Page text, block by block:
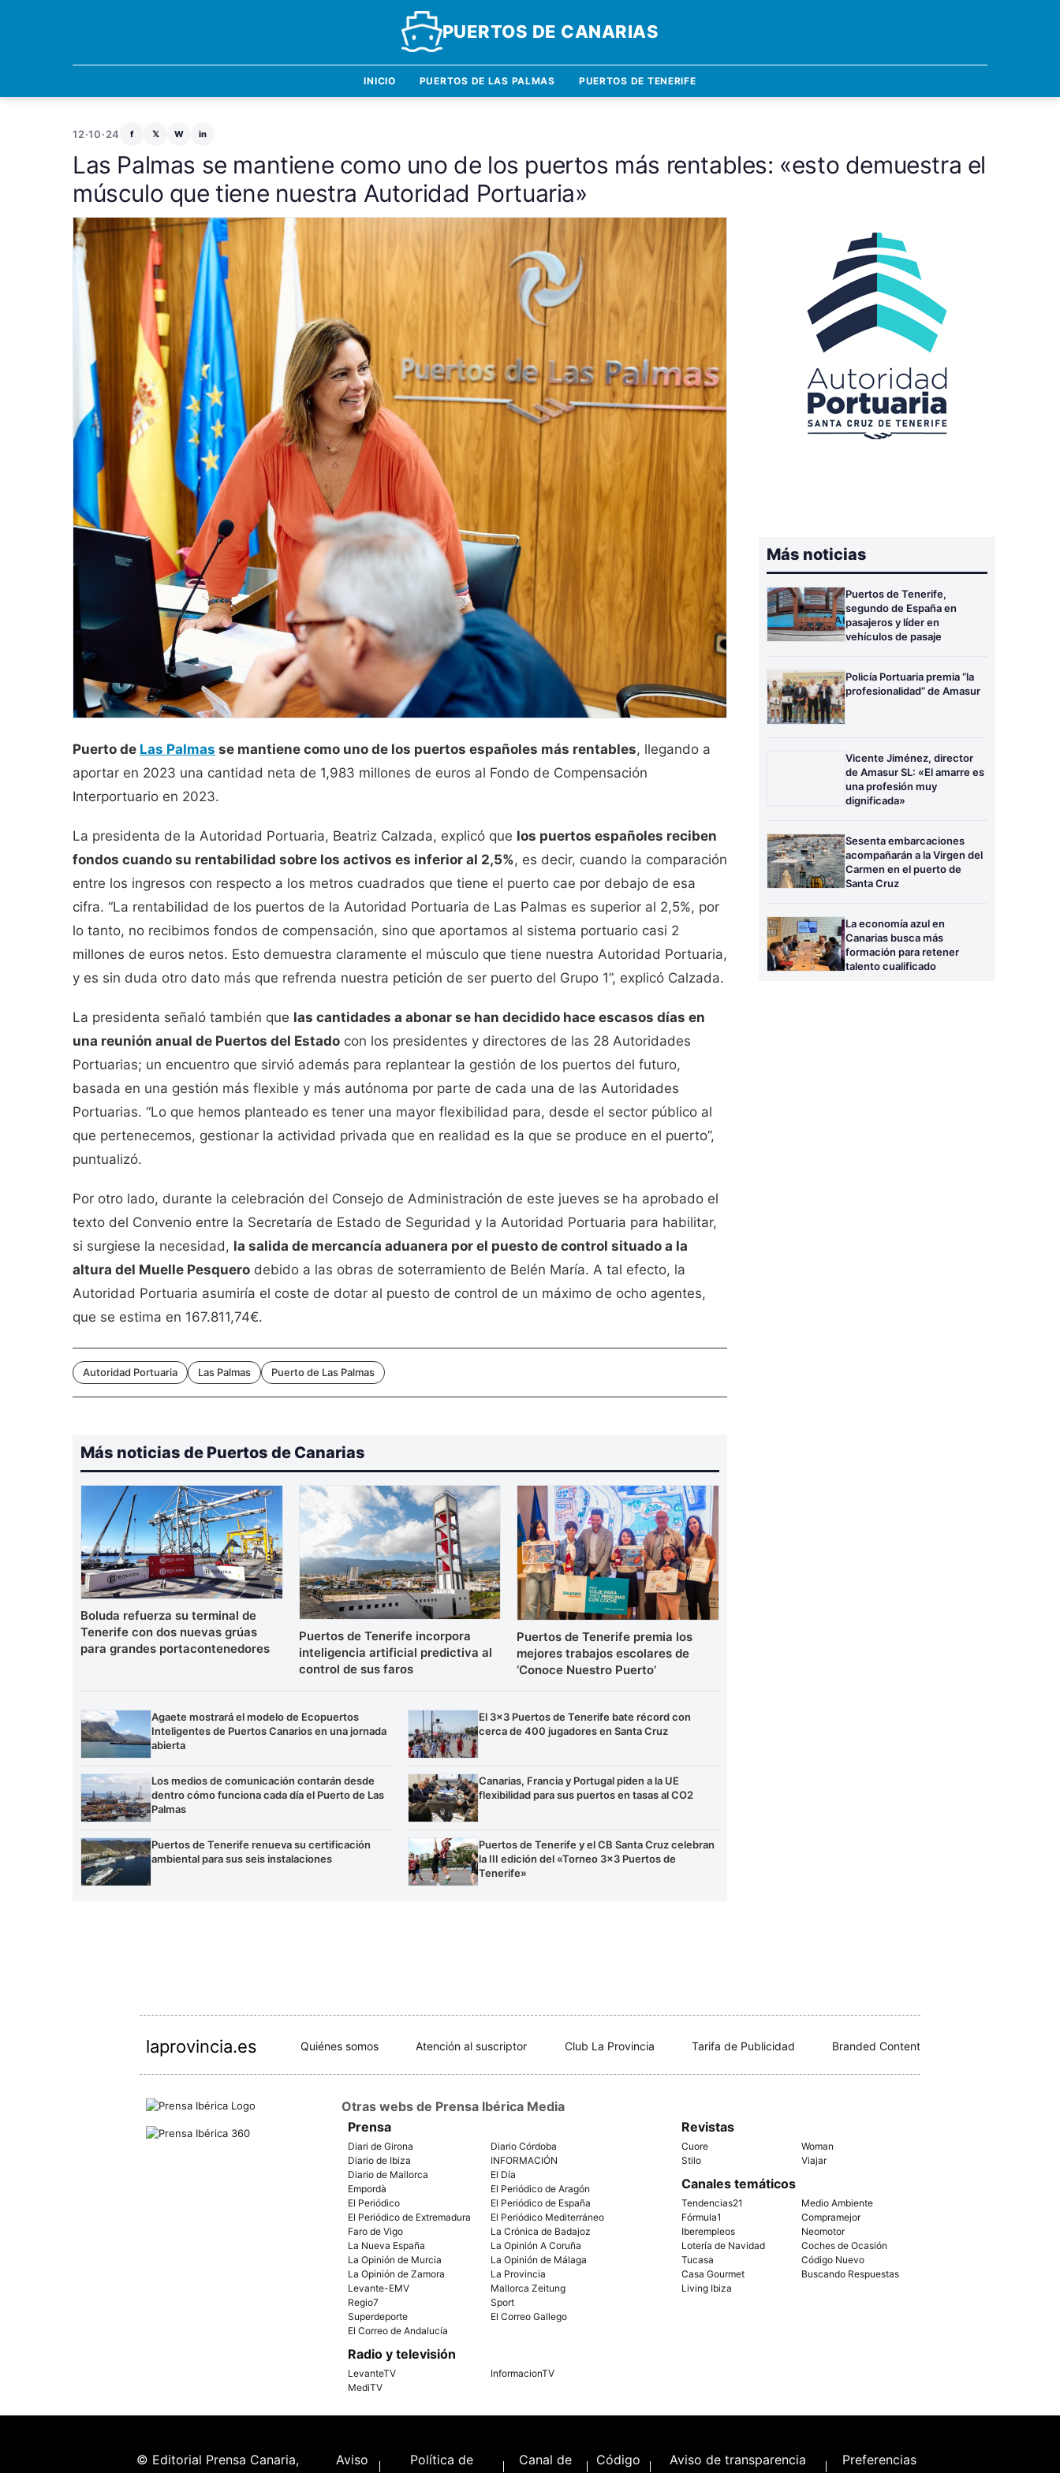
PUERTOS DE CANARIAS
INICIO PUERTOS DE LAS PALMAS PUERTOS DE TENERIFE
12·10·24 f 𝕏 W in
Las Palmas se mantiene como uno de los puertos más rentables: «esto demuestra el
músculo que tiene nuestra Autoridad Portuaria»
Puerto de Las Palmas se mantiene como uno de los puertos españoles más rentables, llegando a
aportar en 2023 una cantidad neta de 1,983 millones de euros al Fondo de Compensación
Interportuario en 2023.
La presidenta de la Autoridad Portuaria, Beatriz Calzada, explicó que los puertos españoles reciben
fondos cuando su rentabilidad sobre los activos es inferior al 2,5%, es decir, cuando la comparación
entre los ingresos con respecto a los metros cuadrados que tiene el puerto cae por debajo de esa
cifra. “La rentabilidad de los puertos de la Autoridad Portuaria de Las Palmas es superior al 2,5%, por
lo tanto, no recibimos fondos de compensación, sino que aportamos al sistema portuario casi 2
millones de euros netos. Esto demuestra claramente el músculo que tiene nuestra Autoridad Portuaria,
y es sin duda otro dato más que refrenda nuestra petición de ser puerto del Grupo 1”, explicó Calzada.
La presidenta señaló también que las cantidades a abonar se han decidido hace escasos días en
una reunión anual de Puertos del Estado con los presidentes y directores de las 28 Autoridades
Portuarias; un encuentro que sirvió además para replantear la gestión de los puertos del futuro,
basada en una gestión más flexible y más autónoma por parte de cada una de las Autoridades
Portuarias. “Lo que hemos planteado es tener una mayor flexibilidad para, desde el sector público al
que pertenecemos, gestionar la actividad privada que en realidad es la que se produce en el puerto”,
puntualizó.
Por otro lado, durante la celebración del Consejo de Administración de este jueves se ha aprobado el
texto del Convenio entre la Secretaría de Estado de Seguridad y la Autoridad Portuaria para habilitar,
si surgiese la necesidad, la salida de mercancía aduanera por el puesto de control situado a la
altura del Muelle Pesquero debido a las obras de soterramiento de Belén María. A tal efecto, la
Autoridad Portuaria asumiría el coste de dotar al puesto de control de un máximo de ocho agentes,
que se estima en 167.811,74€.
Autoridad Portuaria Las Palmas Puerto de Las Palmas
Más noticias de Puertos de Canarias
Boluda refuerza su terminal de
Tenerife con dos nuevas grúas
para grandes portacontenedores
Puertos de Tenerife incorpora
inteligencia artificial predictiva al
control de sus faros
Puertos de Tenerife premia los
mejores trabajos escolares de
‘Conoce Nuestro Puerto’
Agaete mostrará el modelo de Ecopuertos
Inteligentes de Puertos Canarios en una jornada
abierta
Los medios de comunicación contarán desde
dentro cómo funciona cada día el Puerto de Las
Palmas
Puertos de Tenerife renueva su certificación
ambiental para sus seis instalaciones
El 3×3 Puertos de Tenerife bate récord con
cerca de 400 jugadores en Santa Cruz
Canarias, Francia y Portugal piden a la UE
flexibilidad para sus puertos en tasas al CO2
Puertos de Tenerife y el CB Santa Cruz celebran
la III edición del «Torneo 3×3 Puertos de
Tenerife»
Más noticias
Puertos de Tenerife,
segundo de España en
pasajeros y líder en
vehículos de pasaje
Policía Portuaria premia “la
profesionalidad” de Amasur
Vicente Jiménez, director
de Amasur SL: «El amarre es
una profesión muy
dignificada»
Sesenta embarcaciones
acompañarán a la Virgen del
Carmen en el puerto de
Santa Cruz
La economía azul en
Canarias busca más
formación para retener
talento cualificado
laprovincia.es Quiénes somos Atención al suscriptor Club La Provincia Tarifa de Publicidad Branded Content
Otras webs de Prensa Ibérica Media
Prensa
Diari de Girona
Diario Córdoba
Diario de Ibiza
INFORMACIÓN
Diario de Mallorca
El Día
Empordà
El Periódico de Aragón
El Periódico
El Periódico de España
El Periódico de Extremadura
El Periódico Mediterráneo
Faro de Vigo
La Crónica de Badajoz
La Nueva España
La Opinión A Coruña
La Opinión de Murcia
La Opinión de Málaga
La Opinión de Zamora
La Provincia
Levante-EMV
Mallorca Zeitung
Regio7
Sport
Superdeporte
El Correo Gallego
El Correo de Andalucía
Radio y televisión
LevanteTV
InformacionTV
MediTV
Revistas
Cuore
Woman
Stilo
Viajar
Canales temáticos
Tendencias21
Medio Ambiente
Fórmula1
Compramejor
Iberempleos
Neomotor
Lotería de Navidad
Coches de Ocasión
Tucasa
Código Nuevo
Casa Gourmet
Buscando Respuestas
Living Ibiza
© Editorial Prensa Canaria,
Aviso
Política de
Canal de
Código
Aviso de transparencia
Preferencias